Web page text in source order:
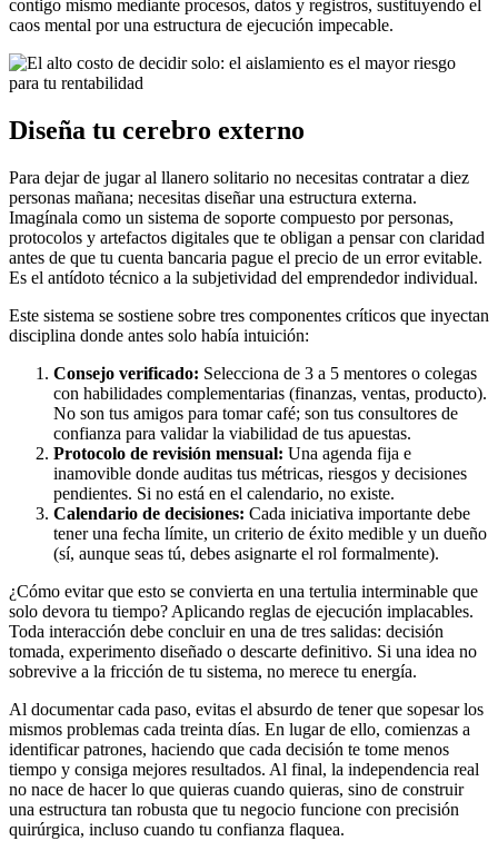
contigo mismo mediante procesos, datos y registros, sustituyendo el
caos mental por una estructura de ejecución impecable.
Diseña tu cerebro externo
Para dejar de jugar al llanero solitario no necesitas contratar a diez
personas mañana; necesitas diseñar una estructura externa.
Imagínala como un sistema de soporte compuesto por personas,
protocolos y artefactos digitales que te obligan a pensar con claridad
antes de que tu cuenta bancaria pague el precio de un error evitable.
Es el antídoto técnico a la subjetividad del emprendedor individual.
Este sistema se sostiene sobre tres componentes críticos que inyectan
disciplina donde antes solo había intuición:
Consejo verificado: Selecciona de 3 a 5 mentores o colegas
con habilidades complementarias (finanzas, ventas, producto).
No son tus amigos para tomar café; son tus consultores de
confianza para validar la viabilidad de tus apuestas.
Protocolo de revisión mensual: Una agenda fija e
inamovible donde auditas tus métricas, riesgos y decisiones
pendientes. Si no está en el calendario, no existe.
Calendario de decisiones: Cada iniciativa importante debe
tener una fecha límite, un criterio de éxito medible y un dueño
(sí, aunque seas tú, debes asignarte el rol formalmente).
¿Cómo evitar que esto se convierta en una tertulia interminable que
solo devora tu tiempo? Aplicando reglas de ejecución implacables.
Toda interacción debe concluir en una de tres salidas: decisión
tomada, experimento diseñado o descarte definitivo. Si una idea no
sobrevive a la fricción de tu sistema, no merece tu energía.
Al documentar cada paso, evitas el absurdo de tener que sopesar los
mismos problemas cada treinta días. En lugar de ello, comienzas a
identificar patrones, haciendo que cada decisión te tome menos
tiempo y consiga mejores resultados. Al final, la independencia real
no nace de hacer lo que quieras cuando quieras, sino de construir
una estructura tan robusta que tu negocio funcione con precisión
quirúrgica, incluso cuando tu confianza flaquea.